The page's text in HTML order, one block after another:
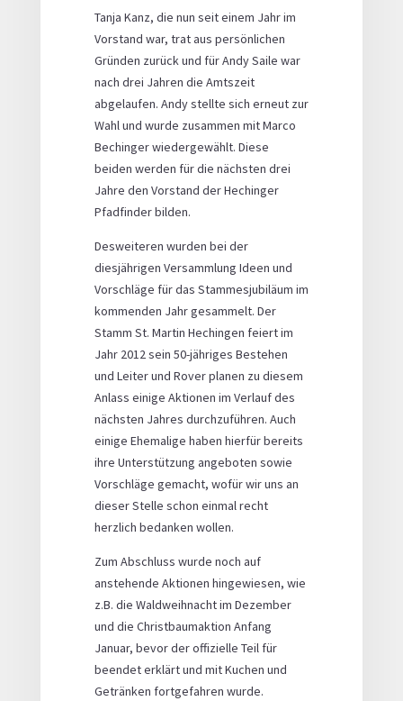
Tanja Kanz, die nun seit einem Jahr im
Vorstand war, trat aus persönlichen
Gründen zurück und für Andy Saile war
nach drei Jahren die Amtszeit
abgelaufen. Andy stellte sich erneut zur
Wahl und wurde zusammen mit Marco
Bechinger wiedergewählt. Diese
beiden werden für die nächsten drei
Jahre den Vorstand der Hechinger
Pfadfinder bilden.
Desweiteren wurden bei der
diesjährigen Versammlung Ideen und
Vorschläge für das Stammesjubiläum im
kommenden Jahr gesammelt. Der
Stamm St. Martin Hechingen feiert im
Jahr 2012 sein 50-jähriges Bestehen
und Leiter und Rover planen zu diesem
Anlass einige Aktionen im Verlauf des
nächsten Jahres durchzuführen. Auch
einige Ehemalige haben hierfür bereits
ihre Unterstützung angeboten sowie
Vorschläge gemacht, wofür wir uns an
dieser Stelle schon einmal recht
herzlich bedanken wollen.
Zum Abschluss wurde noch auf
anstehende Aktionen hingewiesen, wie
z.B. die Waldweihnacht im Dezember
und die Christbaumaktion Anfang
Januar, bevor der offizielle Teil für
beendet erklärt und mit Kuchen und
Getränken fortgefahren wurde.